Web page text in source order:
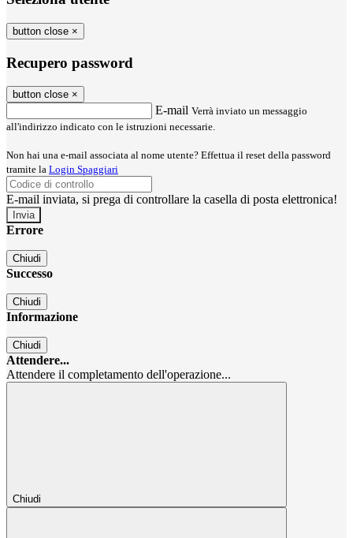
button close ×
Recupero password
button close ×
E-mail Verrà inviato un messaggio
all'indirizzo indicato con le istruzioni necessarie.
Non hai una e-mail associata al nome utente? Effettua il reset della password
tramite la Login Spaggiari
E-mail inviata, si prega di controllare la casella di posta elettronica!
Errore
Chiudi
Successo
Chiudi
Informazione
Chiudi
Attendere...
Attendere il completamento dell'operazione...
Chiudi